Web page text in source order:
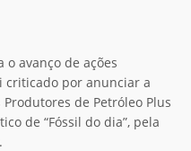
avanço de ações
criticado por anunciar a
de Petróleo Plus
de “Fóssil do dia”, pela